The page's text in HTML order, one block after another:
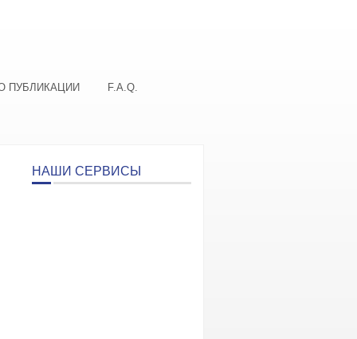
ПУБЛИКАЦИИ F.A.Q.
НАШИ СЕРВИСЫ